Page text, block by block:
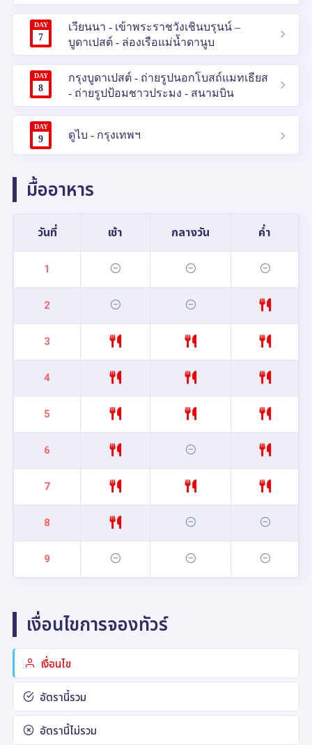
DAY
7
เวียนนา - เข้าพระราชวังเชินบรุนน์ –
บูดาเปสต์ - ล่องเรือแม่น้ำดานูบ
DAY
8
กรุงบูดาเปสต์ - ถ่ายรูปนอกโบสถ์แมทเธียส
- ถ่ายรูปป้อมชาวประมง - สนามบิน
DAY
9 ดูไบ - กรุงเทพฯ
มื้ออาหาร
วันที่ เช้า กลางวัน ค่ำ
1
2
3
4
5
6
7
8
9
เงื่อนไขการจองทัวร์
เงื่อนไข
อัตรานี้รวม
อัตรานี้ไม่รวม